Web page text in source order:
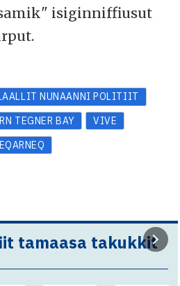
isiginniffiusut
NUNAANNI POLITIIT
TEGNER BAY
VIVE
tamaasa takukkit